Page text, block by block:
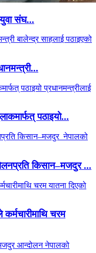
युवा संघ...
पठाइयो...
किसान–मजदुर ...
चरम